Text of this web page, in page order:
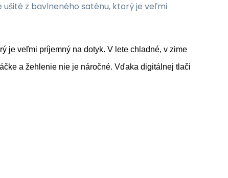
z bavlneného saténu, ktorý je veľmi
je veľmi príjemný na dotyk. V lete chladné, v zime
a žehlenie nie je náročné. Vďaka digitálnej tlači